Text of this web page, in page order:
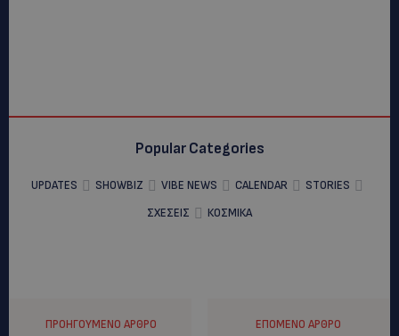
Popular Categories
UPDATES SHOWBIZ VIBE NEWS CALENDAR
STORIES
ΣΧΕΣΕΙΣ
ΚΟΣΜΙΚΑ
ΠΡΟΗΓΟΎΜΕΝΟ ΆΡΘΡΟ ΕΠΌΜΕΝΟ ΆΡΘΡΟ